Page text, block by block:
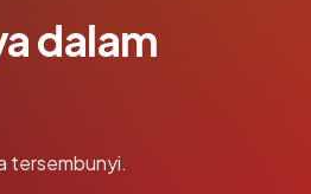
dalam
tersembunyi.